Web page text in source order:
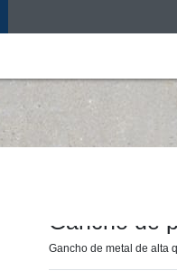
especiais
Gancho de
Gancho de metal de alta